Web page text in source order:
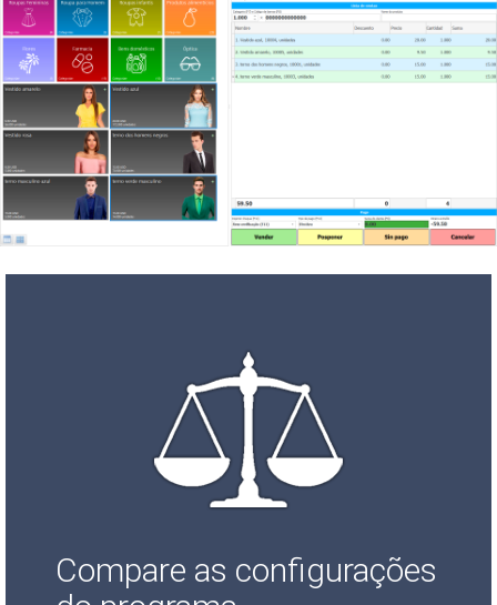
Compare as configurações